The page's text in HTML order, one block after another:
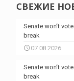
СВЕЖИЕ
Senate won’t
break
07.08.2026
Senate won’t
break